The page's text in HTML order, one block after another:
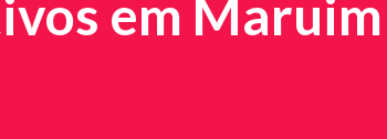
em Maruim